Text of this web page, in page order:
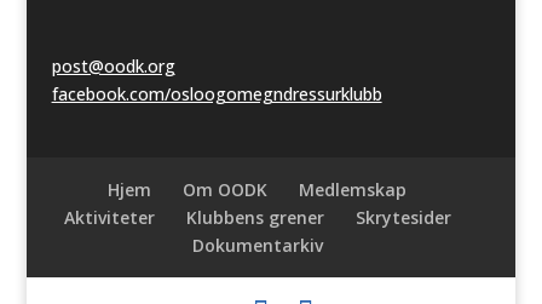
post@oodk.org
facebook.com/osloogomegndressurklubb
Hjem Om OODK
Medlemskap
Aktiviteter
Klubbens grener
Skrytesider
Dokumentarkiv